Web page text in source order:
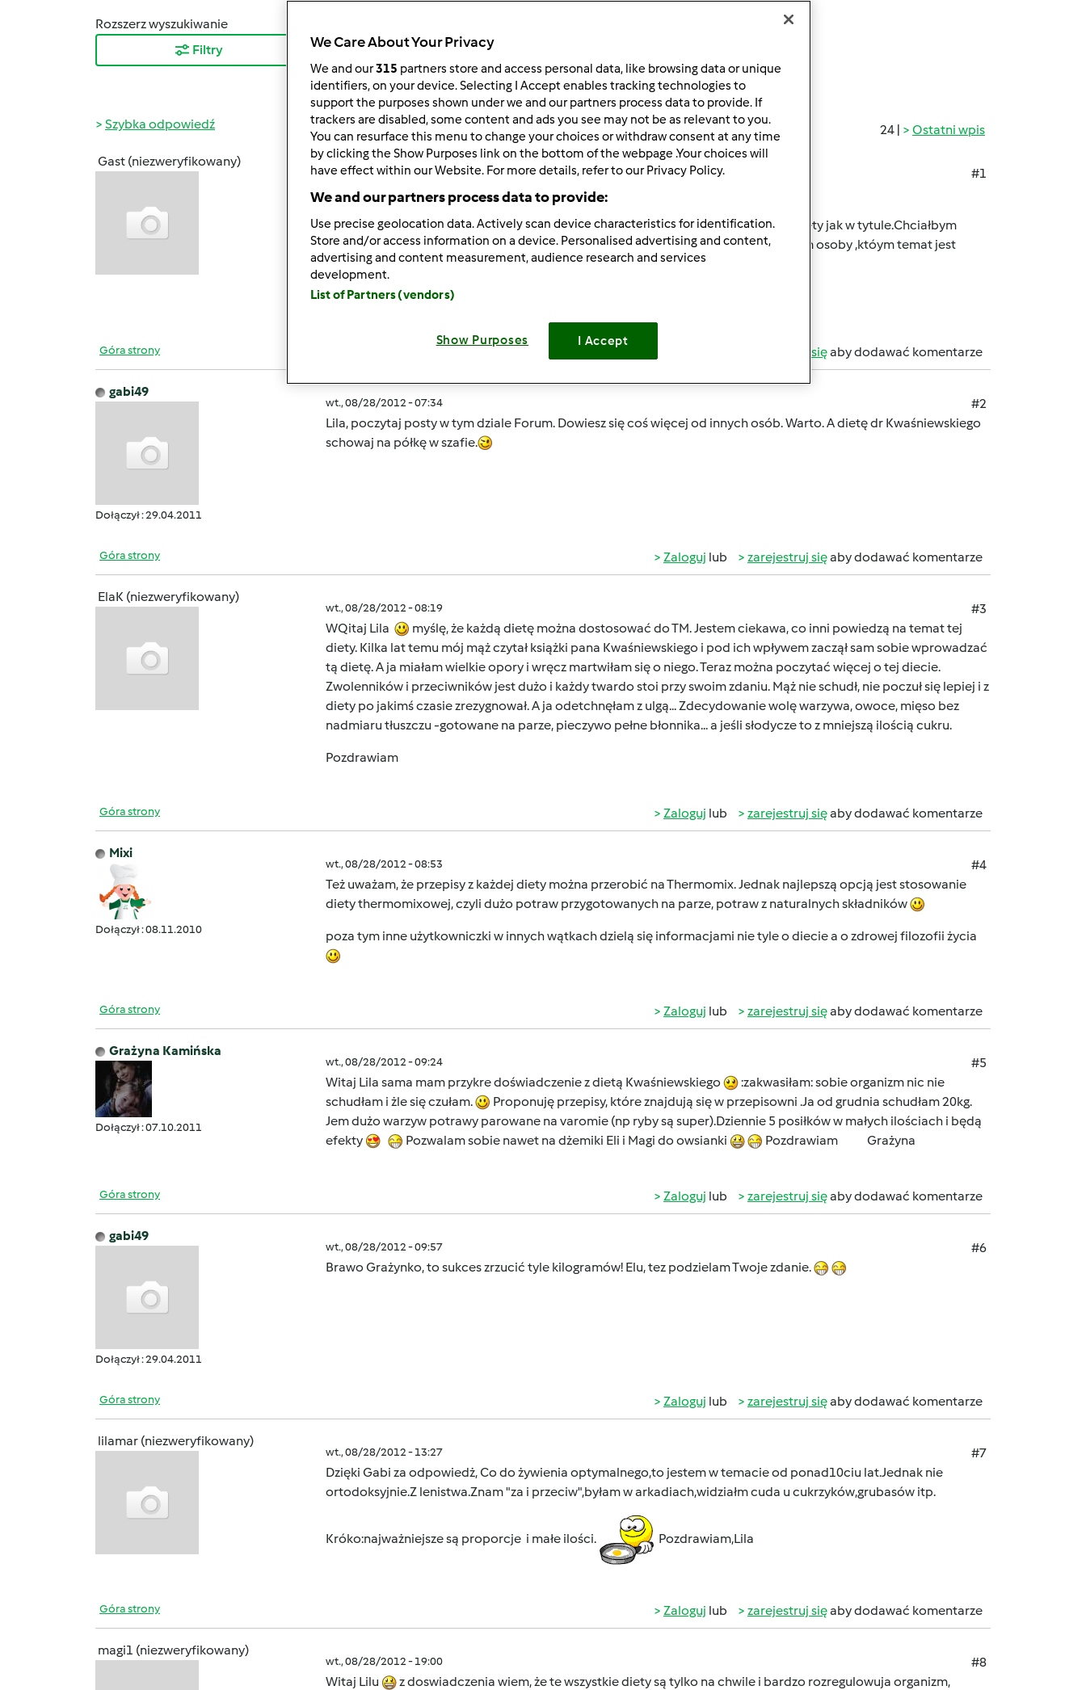
Rozszerz wyszukiwanie
Filtry
Najnowsze wyniki
24 | Ostatni wpis
Szybka odpowiedź
Gast (niezweryfikowany)
pon., 08/27/2012 - 19:54
#1
Witam Wszystkich,
Od niedawna jestem posiadaczką tego urządzenia ,a jednocześnie miłośniczką diety jak w tytule.Chciałbym
wykorzystywać termomix do przygotowywania posiłków optymalnych.Proszę zatem osoby ,któym temat jest
bliski,o kontakt na Forum lub na priva.
Pozdrawiam,lilamar
Góra strony zarejestruj sięaby dodawać komentarze
gabi49
Dołączył : 29.04.2011
wt., 08/28/2012 - 07:34
#2
Lila, poczytaj posty w tym dziale Forum. Dowiesz się coś więcej od innych osób. Warto. A dietę dr Kwaśniewskiego
schowaj na półkę w szafie.
Góra strony Zaloguj lub zarejestruj sięaby dodawać komentarze
ElaK (niezweryfikowany)
wt., 08/28/2012 - 08:19
#3
WQitaj Lila
myślę, że każdą dietę można dostosować do TM. Jestem ciekawa, co inni powiedzą na temat tej
diety. Kilka lat temu mój mąż czytał książki pana Kwaśniewskiego i pod ich wpływem zaczął sam sobie wprowadzać
tą dietę. A ja miałam wielkie opory i wręcz martwiłam się o niego. Teraz można poczytać więcej o tej diecie.
Zwolenników i przeciwników jest dużo i każdy twardo stoi przy swoim zdaniu. Mąż nie schudł, nie poczuł się lepiej i z
diety po jakimś czasie zrezygnował. A ja odetchnęłam z ulgą... Zdecydowanie wolę warzywa, owoce, mięso bez
nadmiaru tłuszczu -gotowane na parze, pieczywo pełne błonnika... a jeśli słodycze to z mniejszą ilością cukru.
Pozdrawiam
Góra strony Zaloguj lub zarejestruj sięaby dodawać komentarze
Mixi
Dołączył : 08.11.2010
wt., 08/28/2012 - 08:53
#4
Też uważam, że przepisy z każdej diety można przerobić na Thermomix. Jednak najlepszą opcją jest stosowanie
diety thermomixowej, czyli dużo potraw przygotowanych na parze, potraw z naturalnych składników
poza tym inne użytkowniczki w innych wątkach dzielą się informacjami nie tyle o diecie a o zdrowej filozofii życia
Góra strony Zaloguj lub zarejestruj sięaby dodawać komentarze
Grażyna Kamińska
Dołączył : 07.10.2011
wt., 08/28/2012 - 09:24
#5
Witaj Lila sama mam przykre doświadczenie z dietą Kwaśniewskiego
:zakwasiłam: sobie organizm nic nie
schudłam i żle się czułam.
Proponuję przepisy, które znajdują się w przepisowni .Ja od grudnia schudłam 20kg.
Jem dużo warzyw potrawy parowane na varomie (np ryby są super).Dziennie 5 posiłków w małych ilościach i będą
efekty
Pozwalam sobie nawet na dżemiki Eli i Magi do owsianki Pozdrawiam Grażyna
Góra strony Zaloguj lub zarejestruj sięaby dodawać komentarze
gabi49
Dołączył : 29.04.2011
wt., 08/28/2012 - 09:57
#6
Brawo Grażynko, to sukces zrzucić tyle kilogramów! Elu, tez podzielam Twoje zdanie.
Góra strony Zaloguj lub zarejestruj sięaby dodawać komentarze
lilamar (niezweryfikowany)
wt., 08/28/2012 - 13:27
#7
Dzięki Gabi za odpowiedż, Co do żywienia optymalnego,to jestem w temacie od ponad10ciu lat.Jednak nie
ortodoksyjnie.Z lenistwa.Znam "za i przeciw",byłam w arkadiach,widziałm cuda u cukrzyków,grubasów itp.
Króko:najważniejsze są proporcje i małe ilości. Pozdrawiam,Lila
Góra strony Zaloguj lub zarejestruj sięaby dodawać komentarze
magi1 (niezweryfikowany)
wt., 08/28/2012 - 19:00
#8
Witaj Lilu
z doswiadczenia wiem, że te wszystkie diety są tylko na chwile i bardzo rozregulowuja organizm,
We Care About Your Privacy
We and our315 partners store and access personal data, like browsing data or unique
identifiers, on your device. Selecting I Accept enables tracking technologies to
support the purposes shown under we and our partners process data to provide. If
trackers are disabled, some content and ads you see may not be as relevant to you.
You can resurface this menu to change your choices or withdraw consent at any time
by clicking the Show Purposes link on the bottom of the webpage .Your choices will
have effect within our Website. For more details, refer to our Privacy Policy.
We and our partners process data to provide:
Use precise geolocation data. Actively scan device characteristics for identification.
Store and/or access information on a device. Personalised advertising and content,
advertising and content measurement, audience research and services
development.
List of Partners (vendors)
Show Purposes I Accept